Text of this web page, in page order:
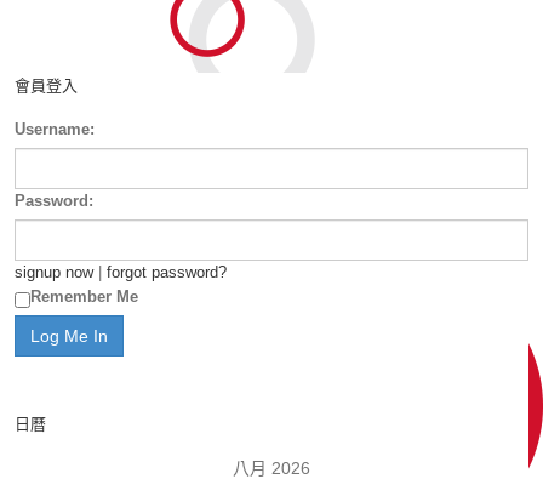
會員登入
Username:
Password:
signup now| forgot password?
Remember Me
日曆
八月 2026